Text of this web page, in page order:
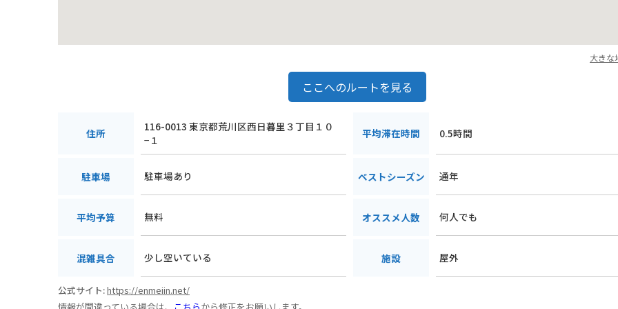
大きな
ここへのルートを見る
住所
116-0013 東京都荒川区西日暮里３丁目１０
−１
平均滞在時間 0.5時間
駐車場 駐車場あり ベストシーズン 通年
平均予算 無料 オススメ人数 何人でも
混雑具合 少し空いている 施設 屋外
公式サイト:https://enmeiin.net/